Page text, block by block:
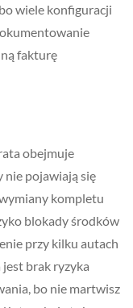
wiele konfiguracji
fakturę
obejmuje
nie pojawiają się
kompletu
blokady środków
przy kilku autach
brak ryzyka
bo nie martwisz